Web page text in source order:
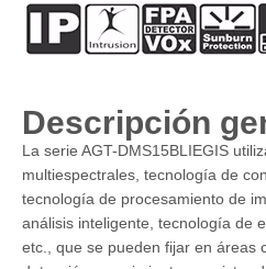
Descripción
La serie AGT-DMS15BLIEGIS
multiespectrales, tecnología de
tecnología de procesamiento de
análisis inteligente, tecnología de
etc., que se pueden fijar en áreas